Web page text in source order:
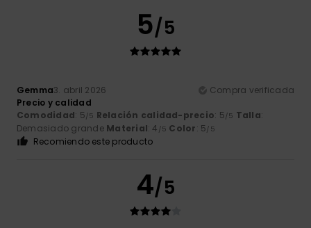
5/5
Gemma3. abril 2026
Compra verificada
Precio y calidad
Comodidad: 5/5 Relación calidad-precio: 5/5 Talla:
Demasiado grande Material: 4 /5 Color: 5/5
Recomiendo este producto
4/5